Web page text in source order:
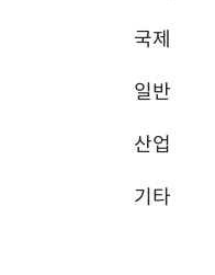
국제
일반
산업
기타